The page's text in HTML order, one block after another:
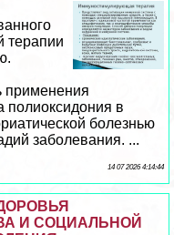
терапии
применения
полиоксидония в
болезнью
заболевания. ...
14 07 2026 4:14:44
И СОЦИАЛЬНОЙ